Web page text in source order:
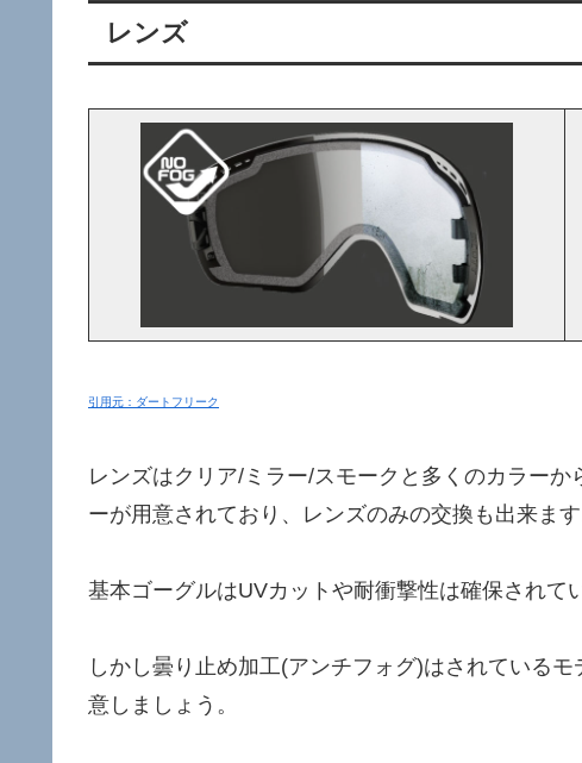
レンズ
引用元：ダートフリーク
レンズはクリア/ミラー/スモークと多くのカラー
ーが用意されており、レンズのみの交換も出来ます
基本ゴーグルはUVカットや耐衝撃性は確保されて
しかし曇り止め加工(アンチフォグ)はされている
意しましょう。